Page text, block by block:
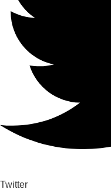
Twitter